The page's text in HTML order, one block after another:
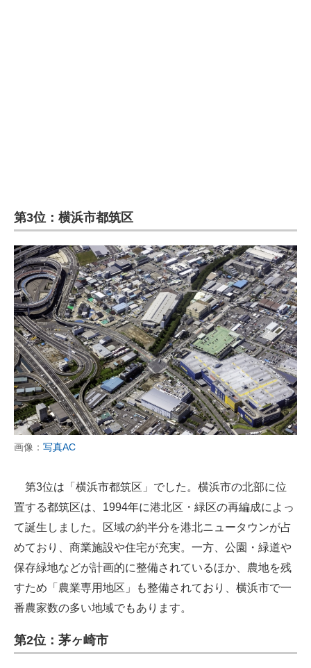
第3位：横浜市都筑区
画像： 写真AC
第3位は「横浜市都筑区」でした。横浜市の北部に位
置する都筑区は、1994年に港北区・緑区の再編成によっ
て誕生しました。区域の約半分を港北ニュータウンが占
めており、商業施設や住宅が充実。一方、公園・緑道や
保存緑地などが計画的に整備されているほか、農地を残
すため「農業専用地区」も整備されており、横浜市で一
番農家数の多い地域でもあります。
第2位：茅ヶ崎市